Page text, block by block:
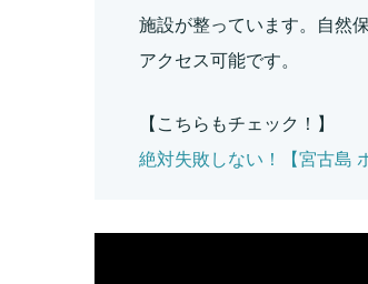
施設が整っています。自然
アクセス可能です。
【こちらもチェック！】
絶対失敗しない！【宮古島